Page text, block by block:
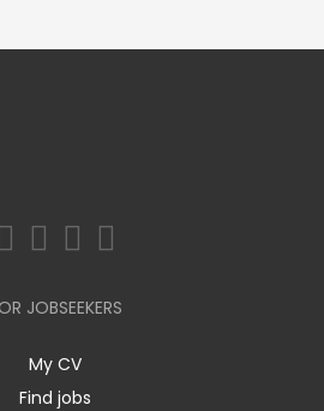
JOBSEEKERS
My CV
Find jobs